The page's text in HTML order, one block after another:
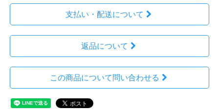
支払い・配送について
返品について
この商品について問い合わせる